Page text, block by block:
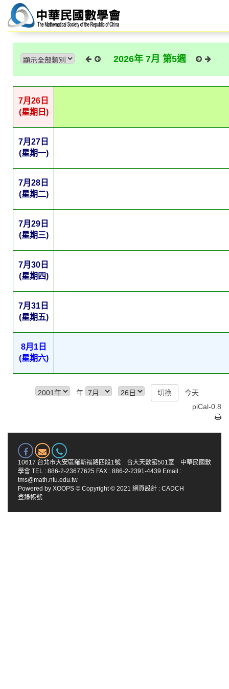
2026年 7月 第5週
7月26日
(星期日)
7月27日
(星期一)
7月28日
(星期二)
7月29日
(星期三)
7月30日
(星期四)
7月31日
(星期五)
8月1日
(星期六)
年
今天
piCal-0.8
10617 台北市大安區羅斯福路四段1號 台大天數館501室 中華民國數
學會 TEL : 886-2-23677625 FAX : 886-2-2391-4439 Email :
tms@math.ntu.edu.tw
Powered by XOOPS © Copyright © 2021 網頁設計 : CADCH
登錄帳號